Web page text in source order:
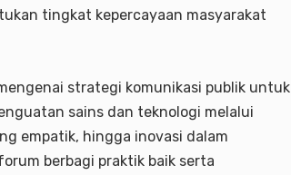
tingkat kepercayaan masyarakat
strategi komunikasi publik untuk
sains dan teknologi melalui
empatik, hingga inovasi dalam
berbagi praktik baik serta